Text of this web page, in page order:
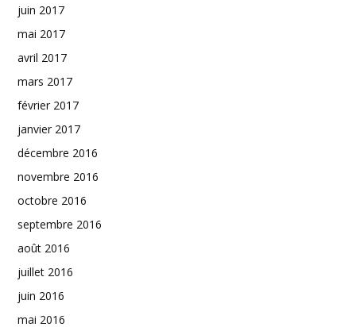
juin 2017
mai 2017
avril 2017
mars 2017
février 2017
janvier 2017
décembre 2016
novembre 2016
octobre 2016
septembre 2016
août 2016
juillet 2016
juin 2016
mai 2016